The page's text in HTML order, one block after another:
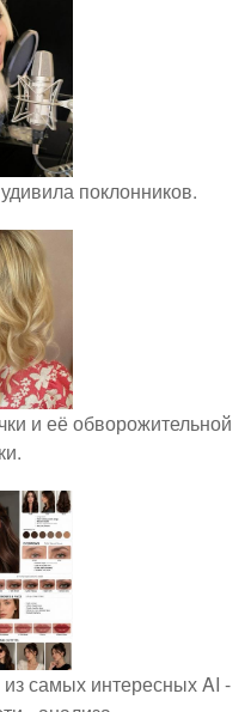
поклонников.
и её обворожительной
самых интересных AI -